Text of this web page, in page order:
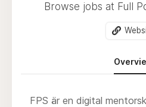
Browse jobs at Full
FPS är en digital